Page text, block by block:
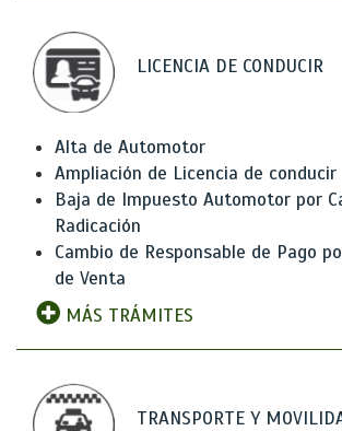
LICENCIA DE CONDUCIR
Alta de Automotor
Ampliación de Licencia de conducir
Baja de Impuesto Automotor por
Radicación
Cambio de Responsable de Pago
de Venta
MÁS TRÁMITES
TRANSPORTE Y